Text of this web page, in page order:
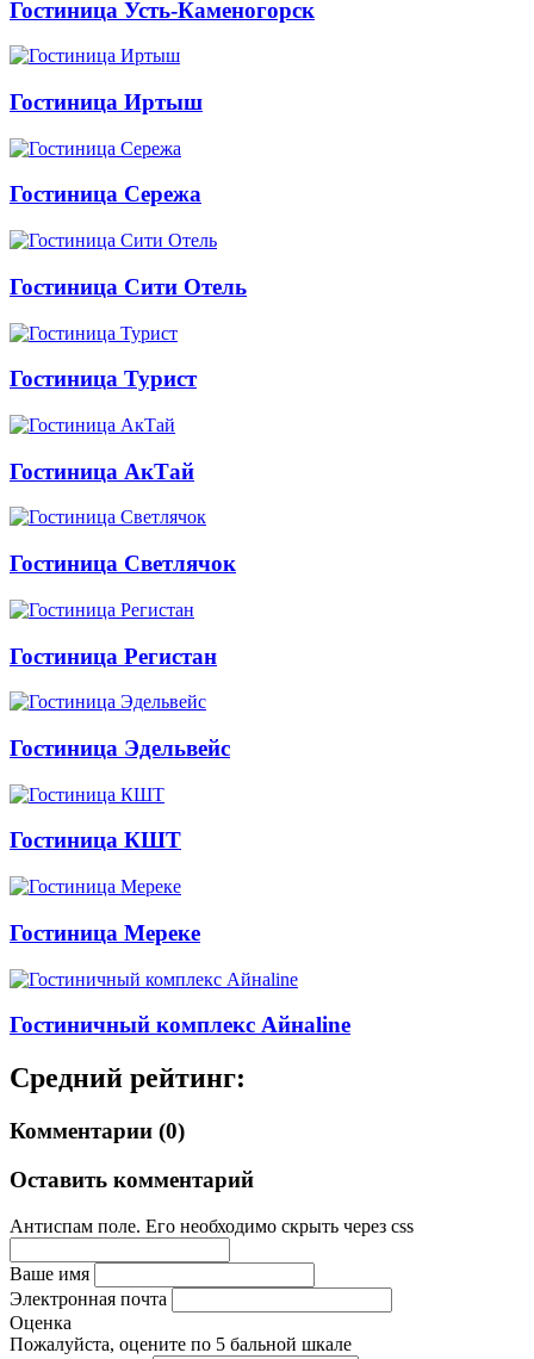
Гостиница Усть-Каменогорск
Гостиница Иртыш
Гостиница Сережа
Гостиница Сити Отель
Гостиница Турист
Гостиница АкТай
Гостиница Светлячок
Гостиница Регистан
Гостиница Эдельвейс
Гостиница КШТ
Гостиница Мереке
Гостиничный комплекс Айнаline
Средний рейтинг:
Комментарии (0)
Оставить комментарий
Антиспам поле. Его необходимо скрыть через css
Ваше имя
Электронная почта
Оценка
Пожалуйста, оцените по 5 бальной шкале